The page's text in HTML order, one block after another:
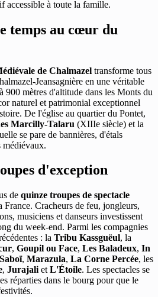
accessible à toute la famille.
temps au cœur du
de Chalmazel transforme tous
Jeansagnière en une véritable
mètres d'altitude dans les Monts du
naturel et patrimonial exceptionnel
De l'église au quartier du Pontet,
Marcilly-Talaru (XIIIe siècle) et la
se pare de bannières, d'étals
médiévaux.
d'exception
de quinze troupes de spectacle
France. Cracheurs de feu, jongleurs,
musiciens et danseurs investissent
du week-end. Parmi les compagnies
: la Tribu Kassguëul, la
, Goupil ou Face, Les Baladeux, In
Saboï, Marazula, La Corne Percée, les
, Jurajali et L'Étoile. Les spectacles se
réparties dans le bourg pour que le